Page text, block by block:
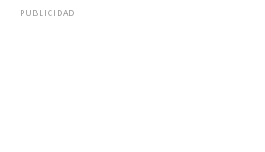
PUBLICIDAD